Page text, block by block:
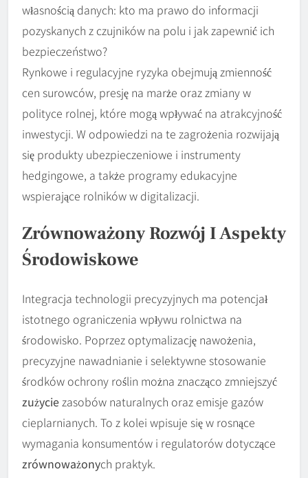
własnością danych: kto ma prawo do informacji
pozyskanych z czujników na polu i jak zapewnić ich
bezpieczeństwo?
Rynkowe i regulacyjne ryzyka obejmują zmienność
cen surowców, presję na marże oraz zmiany w
polityce rolnej, które mogą wpływać na atrakcyjność
inwestycji. W odpowiedzi na te zagrożenia rozwijają
się produkty ubezpieczeniowe i instrumenty
hedgingowe, a także programy edukacyjne
wspierające rolników w digitalizacji.
Zrównoważony Rozwój I Aspekty
Środowiskowe
Integracja technologii precyzyjnych ma potencjał
istotnego ograniczenia wpływu rolnictwa na
środowisko. Poprzez optymalizację nawożenia,
precyzyjne nawadnianie i selektywne stosowanie
środków ochrony roślin można znacząco zmniejszyć
zużyciezasobów naturalnych oraz emisje gazów
cieplarnianych. To z kolei wpisuje się w rosnące
wymagania konsumentów i regulatorów dotyczące
zrównoważonych praktyk.